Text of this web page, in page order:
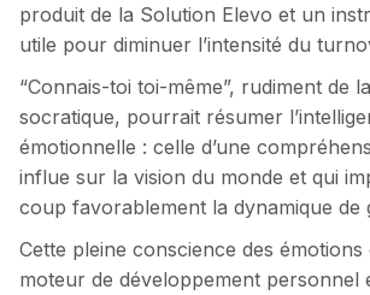
produit de la Solution Elevo et un
utile pour diminuer l’intensité du
“Connais-toi toi-même”, rudiment de
socratique, pourrait résumer
émotionnelle : celle d’une
influe sur la vision du monde et qui
coup favorablement la dynamique de
Cette pleine conscience des émotions
moteur de développement personnel